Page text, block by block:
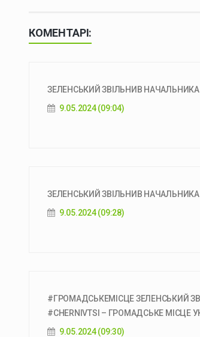
КОМЕНТАРІ:
ЗЕЛЕНСЬКИЙ ЗВІЛЬНИВ
9.05.2024 (09:04)
ЗЕЛЕНСЬКИЙ ЗВІЛЬНИВ НАЧАЛЬНИКА
9.05.2024 (09:28)
#ГРОМАДСЬКЕМІСЦЕ ЗЕЛЕНСЬКИЙ
#CHERNIVTSI – ГРОМАДСЬКЕ МІСЦЕ
9.05.2024 (09:30)